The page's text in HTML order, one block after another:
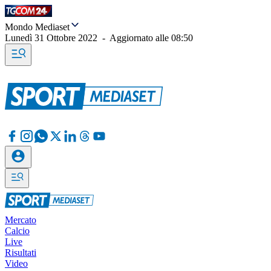
Mondo Mediaset
Lunedì 31 Ottobre 2022 - Aggiornato alle 08:50
Mercato
Calcio
Live
Risultati
Video